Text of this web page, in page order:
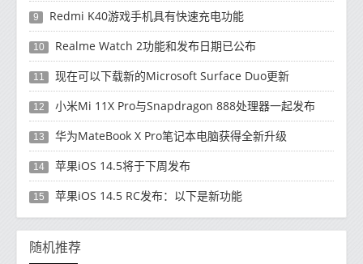
9 Redmi K40游戏手机具有快速充电功能
10 Realme Watch 2功能和发布日期已公布
11 现在可以下载新的Microsoft Surface Duo更新
12 小米Mi 11X Pro与Snapdragon 888处理器一起发布
13 华为MateBook X Pro笔记本电脑获得全新升级
14 苹果iOS 14.5将于下周发布
15 苹果iOS 14.5 RC发布：以下是新功能
随机推荐